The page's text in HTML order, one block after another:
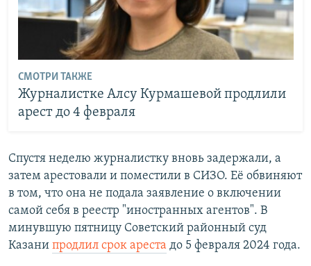
СМОТРИ ТАКЖЕ
Журналистке Алсу Курмашевой продлили
арест до 4 февраля
Спустя неделю журналистку вновь задержали, а
затем арестовали и поместили в СИЗО. Её обвиняют
в том, что она не подала заявление о включении
самой себя в реестр "иностранных агентов". В
минувшую пятницу Советский районный суд
Казани продлил срок ареста до 5 февраля 2024 года.